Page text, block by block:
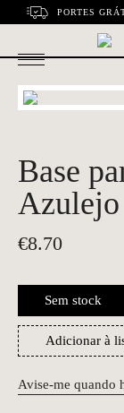
PORTES
Base
Azulejo
€8.70
Sem stock
Adicionar à
Avise-me quando